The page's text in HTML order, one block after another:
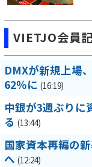
VIETJO会員
DMXが新規上場
62％に (16:19)
中銀が3週ぶりに
る (13:44)
国家資本再編の
へ (12:24)